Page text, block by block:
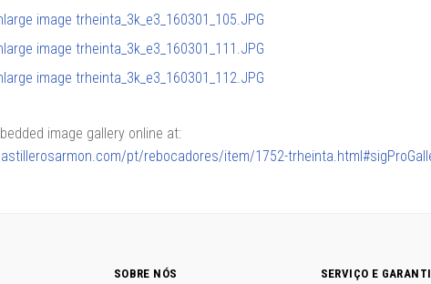
image gallery online at:
pt/rebocadores/item/1752-
SOBRE NÓS SERVIÇO E